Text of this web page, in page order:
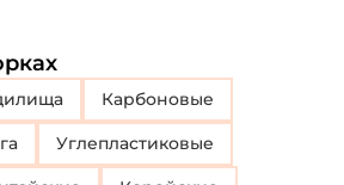
Карбоновые
Углепластиковые